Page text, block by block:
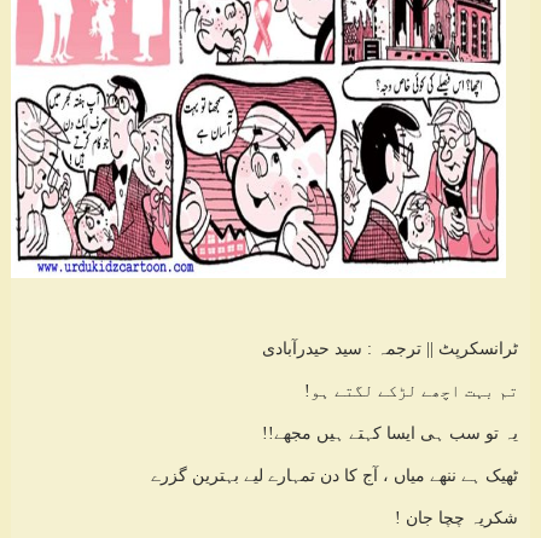
ٹرانسکرپٹ || ترجمہ : سید حیدرآبادی
تم بہت اچھے لڑکے لگتے ہو!
یہ تو سب ہی ایسا کہتے ہیں مجھے!!
ٹھیک ہے ننھے میاں ، آج کا دن تمہارے لیے بہترین گزرے
شکریہ چچا جان !